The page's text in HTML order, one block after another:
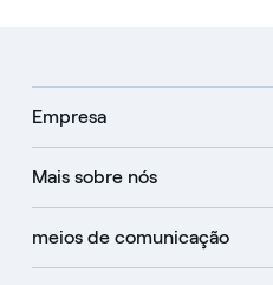
Empresa
Mais sobre nós
meios de comunicação